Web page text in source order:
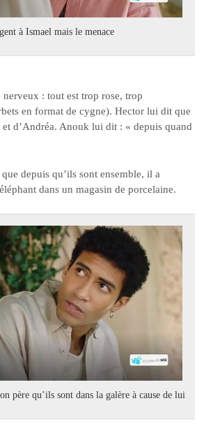
à Ismael mais le menace
: tout est trop rose, trop
en format de cygne). Hector lui dit que
et d’Andréa. Anouk lui dit : « depuis quand
depuis qu’ils sont ensemble, il a
dans un magasin de porcelaine.
père qu’ils sont dans la galère à cause de lui